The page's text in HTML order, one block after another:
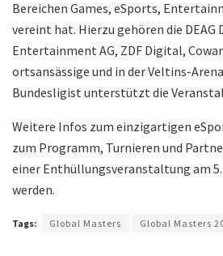
Bereichen Games, eSports,
vereint hat. Hierzu gehören die DEAG
Entertainment AG, ZDF Digital,
ortsansässige und in der Veltins-
Bundesligist unterstützt die
Weitere Infos zum einzigartigen
zum Programm, Turnieren und
einer Enthüllungsveranstaltung am
werden.
Tags: Global Masters Global Masters